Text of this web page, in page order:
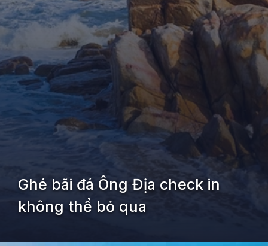
Ghé bãi đá Ông Địa check in
không thể bỏ qua